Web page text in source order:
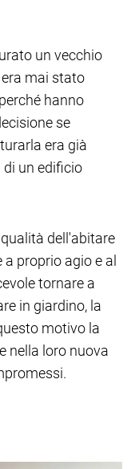
un vecchio
mai stato
hanno
se
era già
un edificio
dell'abitare
proprio agio e al
tornare a
in giardino, la
motivo la
nella loro nuova